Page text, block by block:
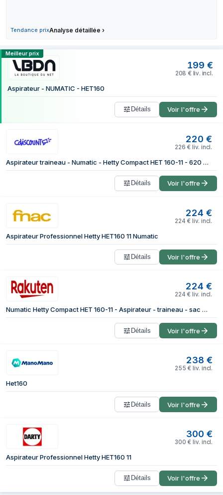
Tendance prixAnalyse détaillée ›
1 août 2026
Comparer les prix de Numatic HET160
Meilleur prix
199 €
208 € liv. incl.
Aspirateur - NUMATIC - HET160
Détails Voir l'offre
220 €
226 € liv. incl.
Aspirateur traineau - Numatic - Hetty Compact HET 160-11 - 620 Watt - Rose - Sac
Détails Voir l'offre
224 €
224 € liv. incl.
Aspirateur Professionnel Hetty HET160 11 Numatic
Détails Voir l'offre
224 €
224 € liv. incl.
Numatic Hetty Compact HET 160-11 - Aspirateur - traineau - sac - 620 Watt - rose classique
Détails Voir l'offre
238 €
255 € liv. incl.
Het160
Détails Voir l'offre
300 €
300 € liv. incl.
Aspirateur Professionnel Hetty HET160 11
Détails Voir l'offre